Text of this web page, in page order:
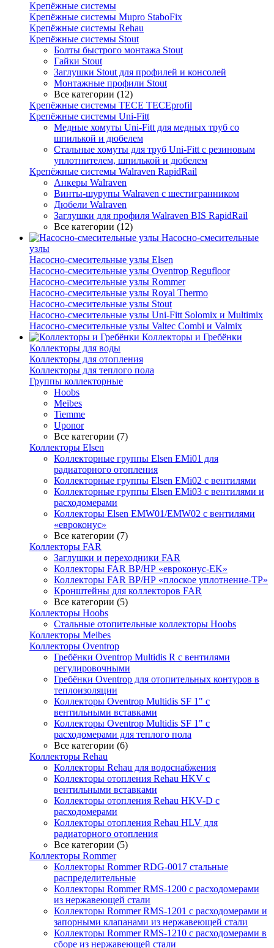
Крепёжные системы
Крепёжные системы Mupro StaboFix
Крепёжные системы Rehau
Крепёжные системы Stout
Болты быстрого монтажа Stout
Гайки Stout
Заглушки Stout для профилей и консолей
Монтажные профили Stout
Все категории (12)
Крепёжные системы TECE TECEprofil
Крепёжные системы Uni-Fitt
Медные хомуты Uni-Fitt для медных труб со
шпилькой и дюбелем
Стальные хомуты для труб Uni-Fitt с резиновым
уплотнителем, шпилькой и дюбелем
Крепёжные системы Walraven RapidRail
Анкеры Walraven
Винты-шурупы Walraven с шестигранником
Дюбели Walraven
Заглушки для профиля Walraven BIS RapidRail
Все категории (12)
Насосно-смесительные
узлы
Насосно-смесительные узлы Elsen
Насосно-смесительные узлы Oventrop Regufloor
Насосно-смесительные узлы Rommer
Насосно-смесительные узлы Royal Thermo
Насосно-смесительные узлы Stout
Насосно-смесительные узлы Uni-Fitt Solomix и Multimix
Насосно-смесительные узлы Valtec Combi и Valmix
Коллекторы и Гребёнки
Коллекторы для воды
Коллекторы для отопления
Коллекторы для теплого пола
Группы коллекторные
Hoobs
Meibes
Tiemme
Uponor
Все категории (7)
Коллекторы Elsen
Коллекторные группы Elsen EMi01 для
радиаторного отопления
Коллекторные группы Elsen EMi02 с вентилями
Коллекторные группы Elsen EMi03 с вентилями и
расходомерами
Коллекторы Elsen EMW01/EMW02 с вентилями
«евроконус»
Все категории (7)
Коллекторы FAR
Заглушки и переходники FAR
Коллекторы FAR ВР/НР «евроконус-EK»
Коллекторы FAR ВР/НР «плоское уплотнение-TP»
Кронштейны для коллекторов FAR
Все категории (5)
Коллекторы Hoobs
Стальные отопительные коллекторы Hoobs
Коллекторы Meibes
Коллекторы Oventrop
Гребёнки Oventrop Multidis R с вентилями
регулировочными
Гребёнки Oventrop для отопительных контуров в
теплоизоляции
Коллекторы Oventrop Multidis SF 1" с
вентильными вставками
Коллекторы Oventrop Multidis SF 1" с
расходомерами для теплого пола
Все категории (6)
Коллекторы Rehau
Коллекторы Rehau для водоснабжения
Коллекторы отопления Rehau HKV с
вентильными вставками
Коллекторы отопления Rehau HKV-D с
расходомерами
Коллекторы отопления Rehau HLV для
радиаторного отопления
Все категории (5)
Коллекторы Rommer
Коллекторы Rommer RDG-0017 стальные
распределительные
Коллекторы Rommer RMS-1200 с расходомерами
из нержавеющей стали
Коллекторы Rommer RMS-1201 с расходомерами и
запорными клапанами из нержавеющей стали
Коллекторы Rommer RMS-1210 с расходомерами в
сборе из нержавеющей стали